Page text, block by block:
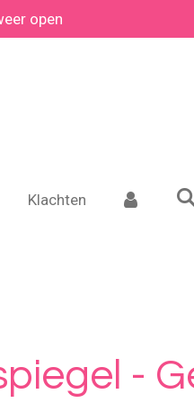
open
Klachten
-